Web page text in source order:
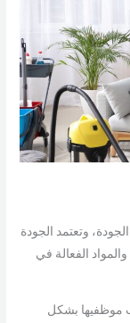
وتعتمد الجودة
الفعالة في
موظفيها بشكل